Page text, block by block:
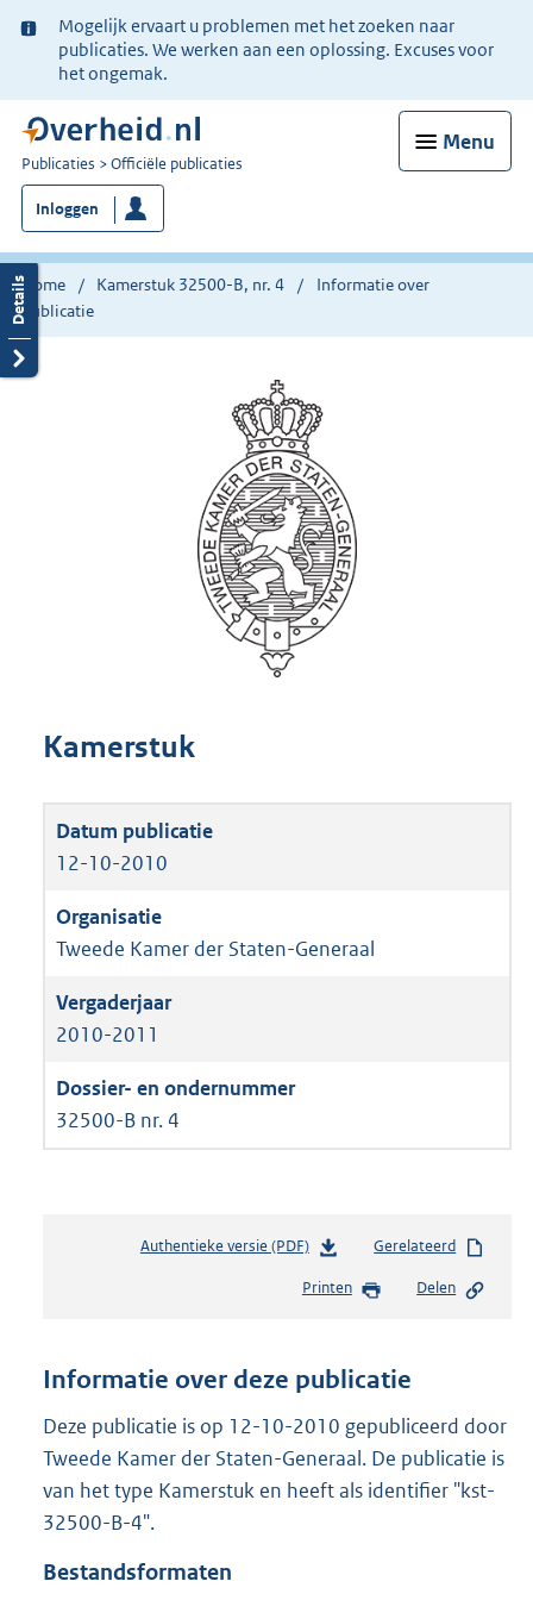
Ter
informatie:
Mogelijk ervaart u problemen met het zoeken naar
publicaties. We werken aan een oplossing. Excuses voor
het ongemak.
Menu
U
bent
nu
hier:
Publicaties Officiële publicaties
Inloggen
Home Kamerstuk 32500-B, nr. 4
Informatie over
publicatie
Kamerstuk
12-10-2010
Tweede Kamer der Staten-Generaal
2010-2011
32500-B nr. 4
Authentieke versie (PDF)b
s
n
s
r
o
Gerelateerd
Printen Delen
Informatie over deze publicatie
Deze publicatie is op 12-10-2010 gepubliceerd door
Tweede Kamer der Staten-Generaal. De publicatie is
van het type Kamerstuk en heeft als identifier "kst-
32500-B-4".
Bestandsformaten